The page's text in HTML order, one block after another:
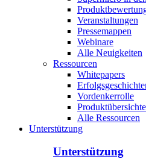
Veranstaltungen
Pressemappen
Webinare
Alle Neuigkeiten
Ressourcen
Whitepapers
Vordenkerrolle
Alle Ressourcen
Unterstützung
Unterstützung